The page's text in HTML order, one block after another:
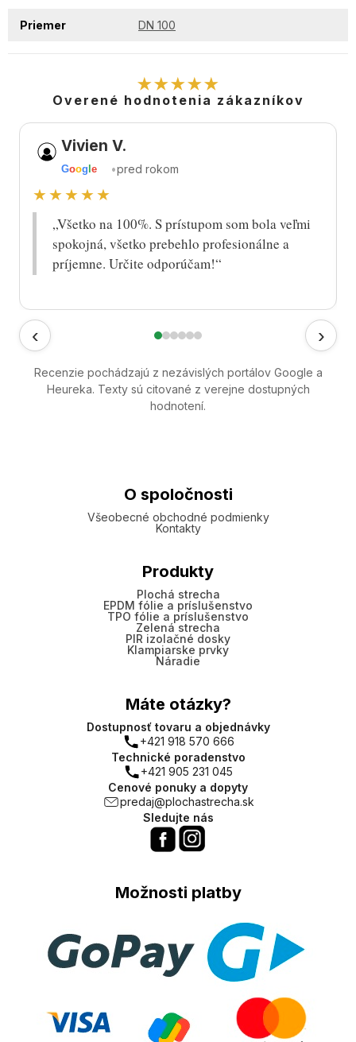
Priemer DN 100
★★★★★
Overené hodnotenia zákazníkov
‹
Vivien V.
Goog le •pred rokom
★★★★★
„Všetko na 100%. S prístupom som bola veľmi
spokojná, všetko prebehlo profesionálne a
príjemne. Určite odporúčam!“
›
Recenzie pochádzajú z nezávislých portálov Google a
Heureka. Texty sú citované z verejne dostupných
hodnotení.
O spoločnosti
Všeobecné obchodné podmienky
Kontakty
Produkty
Plochá strecha
EPDM fólie a príslušenstvo
TPO fólie a príslušenstvo
Zelená strecha
PIR izolačné dosky
Klampiarske prvky
Náradie
Máte otázky?
Dostupnosť tovaru a objednávky
+421 918 570 666
Technické poradenstvo
+421 905 231 045
Cenové ponuky a dopyty
predaj@plochastrecha.sk
Sledujte nás
Možnosti platby